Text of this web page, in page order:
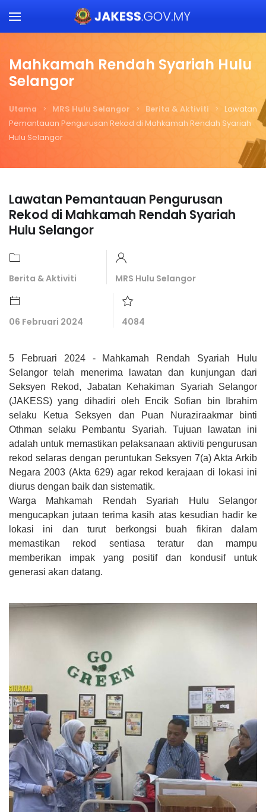
Skip to main content
Mahkamah Rendah Syariah Hulu
Selangor
Utama MRS Hulu Selangor Berita & Aktiviti
Lawatan
Pemantauan Pengurusan Rekod di Mahkamah Rendah Syariah
Hulu Selangor
Lawatan Pemantauan Pengurusan
Rekod di Mahkamah Rendah Syariah
Hulu Selangor
Berita & Aktiviti MRS Hulu Selangor
06 Februari 2024 4084
5 Februari 2024 - Mahkamah Rendah Syariah Hulu
Selangor telah menerima lawatan dan kunjungan dari
Seksyen Rekod, Jabatan Kehakiman Syariah Selangor
(JAKESS) yang dihadiri oleh Encik Sofian bin Ibrahim
selaku Ketua Seksyen dan Puan
Nuraziraakmar binti
Othman selaku Pembantu Syariah. Tujuan lawatan ini
adalah untuk memastikan pelaksanaan aktiviti pengurusan
rekod selaras dengan peruntukan Seksyen 7(a) Akta Arkib
Negara 2003 (Akta 629) agar rekod kerajaan di lokasi ini
diurus dengan baik dan sistematik.
Warga Mahkamah Rendah Syariah Hulu Selangor
mengucapkan jutaan terima kasih atas kesudian hadir ke
lokasi ini dan turut berkongsi buah fikiran dalam
memastikan rekod sentiasa teratur dan mampu
memberikan impak yang positif dan kondusif untuk
generasi akan datang.